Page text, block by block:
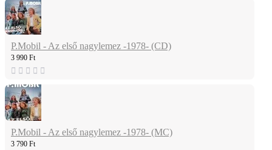
P.Mobil - Az első nagylemez -1978- (CD)
3 990 Ft
P.Mobil - Az első nagylemez -1978- (MC)
3 790 Ft